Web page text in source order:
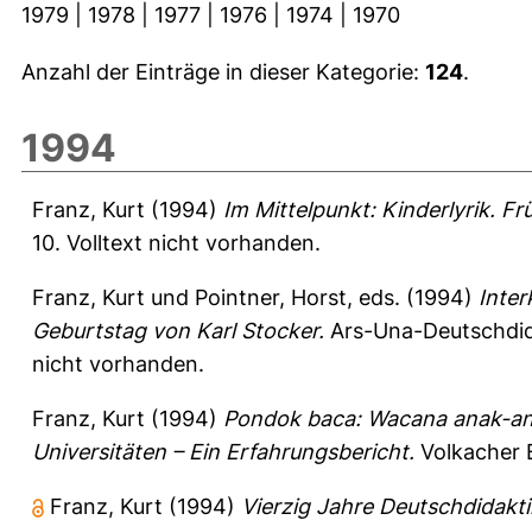
1979
1978 1977 1976 1974 1970
Anzahl der Einträge in dieser Kategorie: 124.
1994
Franz, Kurt (1994) Im Mittelpunkt: Kinderlyrik.
10. Volltext nicht vorhanden.
Franz, Kurt und Pointner, Horst, eds. (1994)
Geburtstag von Karl Stocker. Ars-Una-
nicht vorhanden.
Franz, Kurt (1994) Pondok baca: Wacana anak-
Universitäten – Ein Erfahrungsbericht. Volkacher
Franz, Kurt (1994) Vierzig Jahre